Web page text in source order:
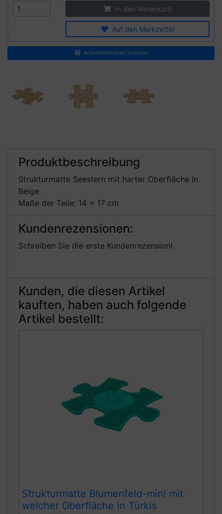
In den Warenkorb
Auf den Merkzettel
Artikeldatenblatt drucken
Produktbeschreibung
Strukturmatte Seestern mit harter Oberfläche in
Beige
Maße der Teile: 14 x 17 cm
Kundenrezensionen:
Schreiben Sie die erste Kundenrezension!
Kunden, die diesen Artikel
kauften, haben auch folgende
Artikel bestellt:
Strukturmatte Blumenfeld-mini mit
weicher Oberfläche in Türkis